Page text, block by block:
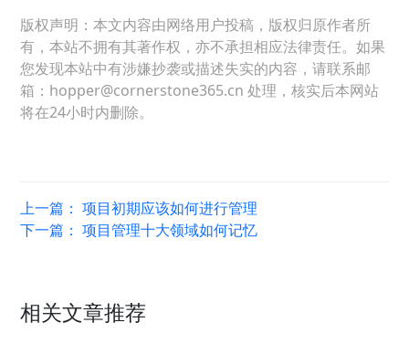
版权声明：本文内容由网络用户投稿，版权归原作者所
有，本站不拥有其著作权，亦不承担相应法律责任。如果
您发现本站中有涉嫌抄袭或描述失实的内容，请联系邮
箱：hopper@cornerstone365.cn 处理，核实后本网站
将在24小时内删除。
上一篇：项目初期应该如何进行管理
下一篇：项目管理十大领域如何记忆
相关文章推荐